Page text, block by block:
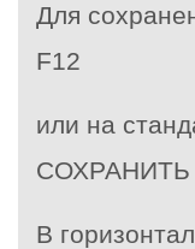
Для
F12
или на
СОХРАНИТЬ
В